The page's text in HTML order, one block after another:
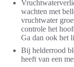
wachten met
vruchtwater
controle het
Ga dan ook het
Bij helderrood
heeft van een